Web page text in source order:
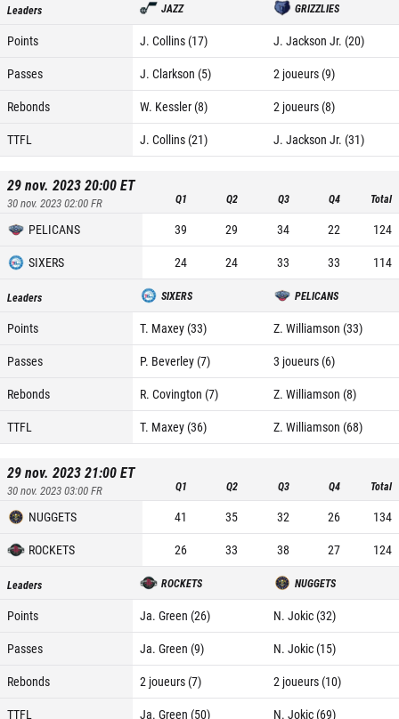
Leaders JAZZ GRIZZLIES
Points J. Collins (17)
J. Jackson Jr. (20)
Passes
J. Clarkson (5)
2 joueurs (9)
Rebonds
W. Kessler (8)
2 joueurs (8)
TTFL
J. Collins (21) J. Jackson Jr. (31)
29 nov. 2023 20:00ET
30 nov. 2023 02:00FR Q1 Q2 Q3 Q4 Total
PELICANS 39 29 34 22
124
SIXERS
24 24 33 33 114
Leaders SIXERS PELICANS
Points T. Maxey (33)
Z. Williamson (33)
Passes
P. Beverley (7)
3 joueurs (6)
Rebonds
R. Covington (7)
Z. Williamson (8)
TTFL
T. Maxey (36) Z. Williamson (68)
29 nov. 2023 21:00ET
30 nov. 2023 03:00FR Q1 Q2 Q3 Q4 Total
NUGGETS 41 35 32 26
134
ROCKETS
26 33 38 27 124
Leaders ROCKETS NUGGETS
Points Ja. Green (26)
N. Jokic (32)
Passes
Ja. Green (9)
N. Jokic (15)
Rebonds
2 joueurs (7)
2 joueurs (10)
TTFL
Ja. Green (50) N. Jokic (69)